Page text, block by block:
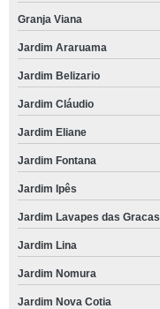
Granja Viana
Jardim Araruama
Jardim Belizario
Jardim Cláudio
Jardim Eliane
Jardim Fontana
Jardim Ipês
Jardim Lavapes das Gracas
Jardim Lina
Jardim Nomura
Jardim Nova Cotia